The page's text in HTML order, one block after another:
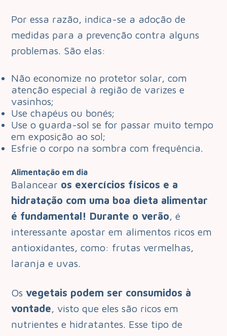
Por essa razão, indica-se a adoção de
medidas para a prevenção contra alguns
problemas. São elas:
Não economize no protetor solar, com
atenção especial à região de varizes e
vasinhos;
Use chapéus ou bonés;
Use o guarda-sol se for passar muito tempo
em exposição ao sol;
Esfrie o corpo na sombra com frequência.
Alimentação em dia
Balancear os exercícios físicos e a
hidratação com uma boa dieta alimentar
é fundamental! Durante o verão, é
interessante apostar em alimentos ricos em
antioxidantes, como: frutas vermelhas,
laranja e uvas.
Osvegetais podem ser consumidos à
vontade, visto que eles são ricos em
nutrientes e hidratantes. Esse tipo de